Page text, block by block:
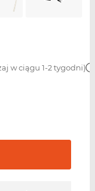
w ciągu 1-2 tygodni)